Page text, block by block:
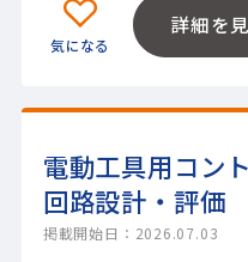
詳細を
電動工具用コン
回路設計・評価
掲載開始日：2026.07.03